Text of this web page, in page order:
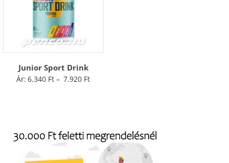
Junior Sport Drink
Ár: 6.340 Ft – 7.920 FtÁrtartomány: